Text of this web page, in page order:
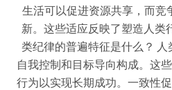
生活可以促进资源共享，而竞
新。这些适应反映了塑造人类
类纪律的普遍特征是什么？ 人
自我控制和目标导向构成。这
行为以实现长期成功。一致性